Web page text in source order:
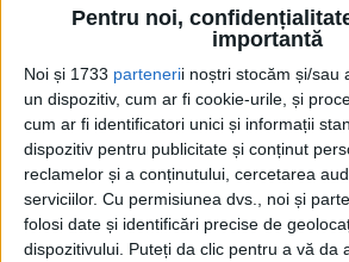
Pentru noi,
importantă
Noi și 1733 partenerii noștri stocăm și/sau
un dispozitiv, cum ar fi cookie-urile, și
cum ar fi identificatori unici și informații
dispozitiv pentru publicitate și conținut
reclamelor și a conținutului, cercetarea
serviciilor. Cu permisiunea dvs., noi și
folosi date și identificări precise de
dispozitivului. Puteți da clic pentru a vă da